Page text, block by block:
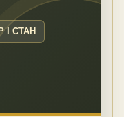
І СТАН